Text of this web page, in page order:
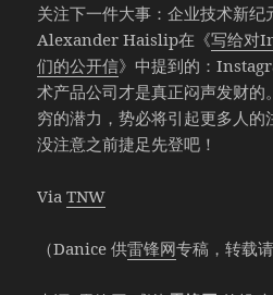
关注下一件大事：企业技术新纪
Alexander Haislip在《写给对
们的公开信》中提到的：
术产品公司才是真正闷声发财的
穷的潜力，势必将引起更多人
没注意之前捷足先登吧！
ViaTNW
（Danice 供雷锋网专稿，转载